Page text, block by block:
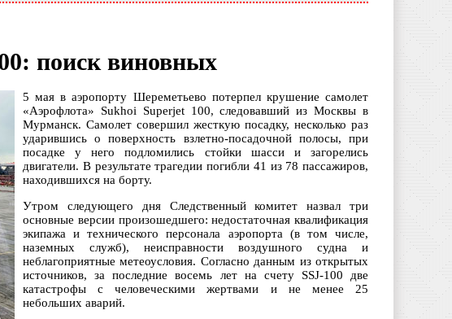
поиск виновных
5 мая в аэропорту Шереметьево потерпел крушение самолет
«Аэрофлота» Sukhoi Superjet 100, следовавший из Москвы в
Мурманск. Самолет совершил жесткую посадку, несколько раз
ударившись о поверхность взлетно-посадочной полосы, при
посадке у него подломились стойки шасси и загорелись
двигатели. В результате трагедии погибли 41 из 78 пассажиров,
находившихся на борту.
Утром следующего дня Следственный комитет назвал три
основные версии произошедшего: недостаточная квалификация
экипажа и технического персонала аэропорта (в том числе,
наземных служб), неисправности воздушного судна и
неблагоприятные метеоусловия. Согласно данным из открытых
источников, за последние восемь лет на счету SSJ-100 две
катастрофы с человеческими жертвами и не менее 25
небольших аварий.